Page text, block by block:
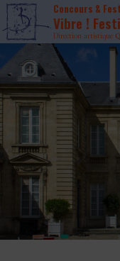
Concours &
Vibre !
Direction artistique